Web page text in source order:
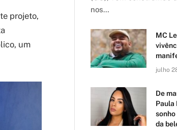
projeto,
um
nos…
MC
julho
De
Paula
da